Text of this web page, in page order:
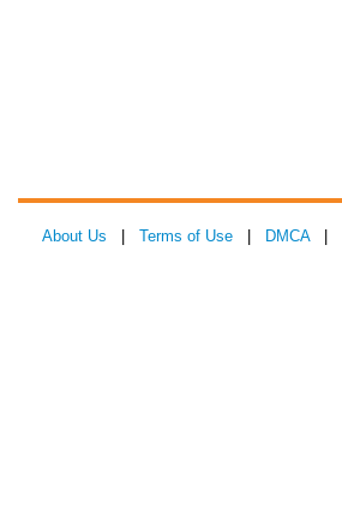
About Us Terms of Use DMCA|